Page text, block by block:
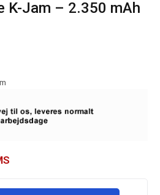
K-Jam – 2.350 mAh